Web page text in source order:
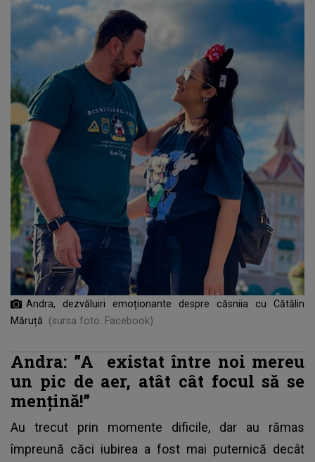
Andra, dezvăluiri emoționante despre căsniia cu Cătălin
Măruță
(sursa foto: Facebook)
Andra: ”A
existat între noi mereu
un pic de aer, atât cât focul să se
mențină!”
Au trecut prin momente dificile, dar au rămas
împreună căci iubirea a fost mai puternică decât